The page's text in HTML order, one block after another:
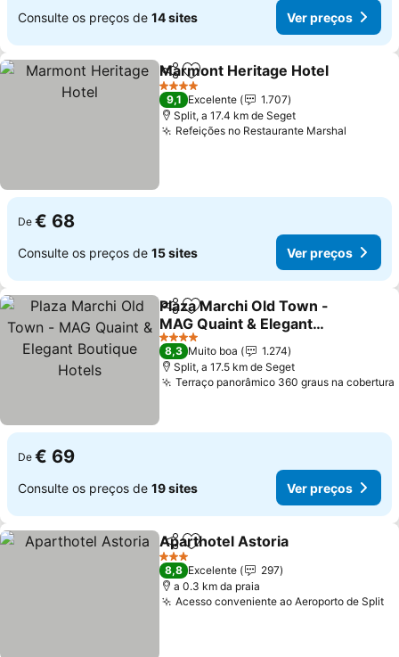
Consulte os preços de 14 sites Ver preços
PartilharAdicionar aos favoritos
Marmont Heritage Hotel
4 Estrelas
9,1 Excelente
1.707
Split, a 17.4 km de Seget
Refeições no Restaurante Marshal
De € 68
Consulte os preços de 15 sites Ver preços
PartilharAdicionar aos favoritos
Plaza Marchi Old Town -
MAG Quaint & Elegant
Boutique Hotels
Ver preços
4 Estrelas
8,3 Muito boa
1.274
Split, a 17.5 km de Seget
Terraço panorâmico 360 graus na cobertura
De € 69
Consulte os preços de 19 sites Ver preços
PartilharAdicionar aos favoritos
Aparthotel Astoria
3 Estrelas
8,8 Excelente
297
a 0.3 km da praia
Acesso conveniente ao Aeroporto de Split